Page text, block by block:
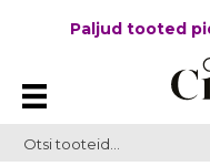
Paljud tooted